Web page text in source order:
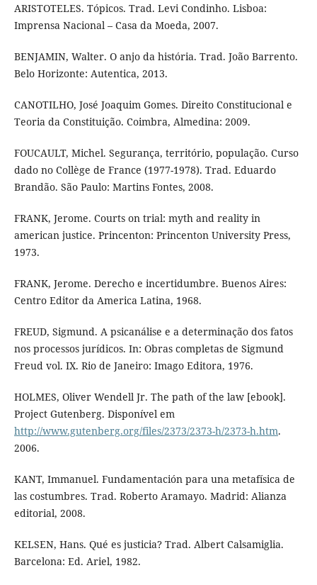
ARISTOTELES. Tópicos. Trad. Levi Condinho. Lisboa:
Imprensa Nacional – Casa da Moeda, 2007.
BENJAMIN, Walter. O anjo da história. Trad. João Barrento.
Belo Horizonte: Autentica, 2013.
CANOTILHO, José Joaquim Gomes. Direito Constitucional e
Teoria da Constituição. Coimbra, Almedina: 2009.
FOUCAULT, Michel. Segurança, território, população. Curso
dado no Collège de France (1977-1978). Trad. Eduardo
Brandão. São Paulo: Martins Fontes, 2008.
FRANK, Jerome. Courts on trial: myth and reality in
american justice. Princenton: Princenton University Press,
1973.
FRANK, Jerome. Derecho e incertidumbre. Buenos Aires:
Centro Editor da America Latina, 1968.
FREUD, Sigmund. A psicanálise e a determinação dos fatos
nos processos jurídicos. In: Obras completas de Sigmund
Freud vol. IX. Rio de Janeiro: Imago Editora, 1976.
HOLMES, Oliver Wendell Jr. The path of the law [ebook].
Project Gutenberg. Disponível em
http://www.gutenberg.org/files/2373/2373-h/2373-h.htm.
2006.
KANT, Immanuel. Fundamentación para una metafísica de
las costumbres. Trad. Roberto Aramayo. Madrid: Alianza
editorial, 2008.
KELSEN, Hans. Qué es justicia? Trad. Albert Calsamiglia.
Barcelona: Ed. Ariel, 1982.